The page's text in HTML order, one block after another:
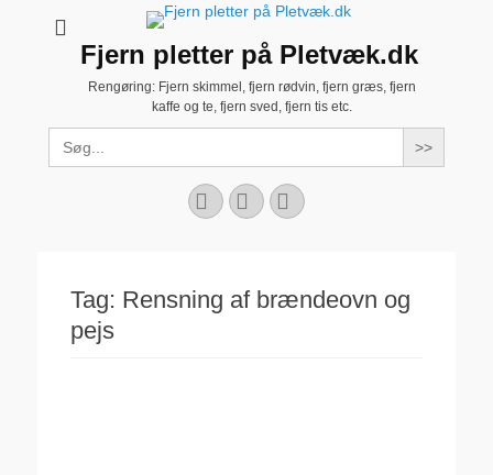
Fjern pletter på Pletvæk.dk
Rengøring: Fjern skimmel, fjern rødvin, fjern græs, fjern
kaffe og te, fjern sved, fjern tis etc.
Search
for:
Facebook
YouTubeInstagram
Tag: Rensning af brændeovn og
pejs